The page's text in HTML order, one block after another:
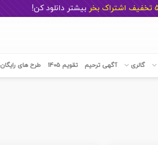
بیشتر دانلود کن!
گالری آگهی ترحیم تقویم 1405 طرح های رایگان